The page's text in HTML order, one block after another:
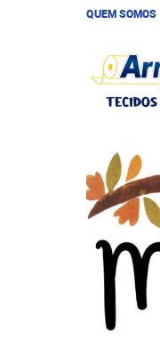
QUEM SOMOS